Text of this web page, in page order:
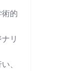
的
リ
、